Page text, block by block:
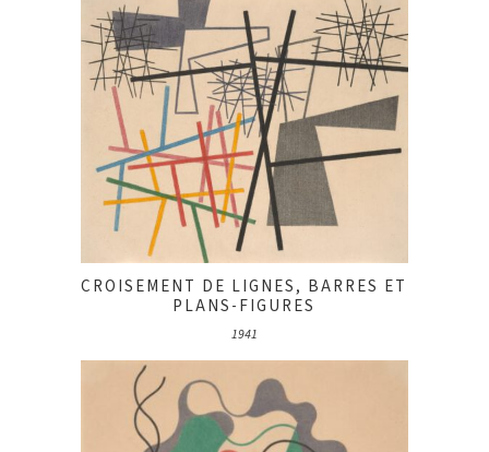
CROISEMENT DE LIGNES, BARRES ET
PLANS-FIGURES
1941